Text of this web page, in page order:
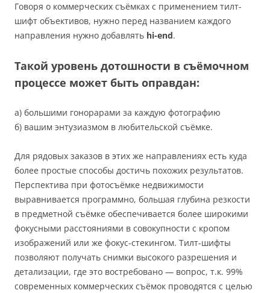
Говоря о коммерческих съёмках с применением тилт-
шифт объективов, нужно перед названием каждого
направления нужно добавлять hi-end.
Такой уровень дотошности в съёмочном
процессе может быть оправдан:
а) большими гонорарами за каждую фотографию
б) вашим энтузиазмом в любительской съёмке.
Для рядовых заказов в этих же направлениях есть куда
более простые способы достичь похожих результатов.
Перспектива при фотосъёмке недвижимости
выравнивается программно, большая глубина резкости
в предметной съёмке обеспечивается более широкими
фокусными расстояниями в совокупности с кропом
изображений или же фокус-стекингом. Тилт-шифты
позволяют получать снимки высокого разрешения и
детализации, где это востребовано — вопрос, т.к. 99%
современных коммерческих съёмок проводятся с целью